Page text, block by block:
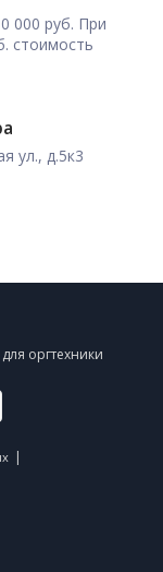
000 руб. При
стоимость
ул., д.5к3
оргтехники
|